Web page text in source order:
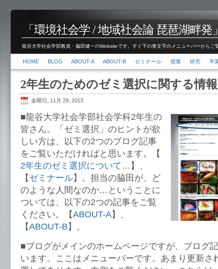
「環境社会学 / 地域社会論 琵琶湖畔発
龍谷大学社会学部教員・脇田健一のWebsiteです。すぐ下の青文字のメニューバーから
HOME BLOG ABOUT-A ABOUT-B ゼミナール 授業 研究 卒
2年生のためのゼミ選択に関する情報
金曜日, 11月 29, 2013
■龍谷大学社会学部社会学科2年生の
皆さん。「ゼミ選択」のヒントが欲
しい方は、以下の2つのブログ記事
をご覧いただければと思います。【
2年生のゼミ選択について… 】、
【 ゼミナール】。担当の脇田が、ど
のような人間なのか…ということに
ついては、以下の2つの記事をご覧
ください。【ABOUT-A】、
【ABOUT-B 】。
■ブログがメインのホームページですが、ブログ
います。ここはメニューバーです。あまり更新さ